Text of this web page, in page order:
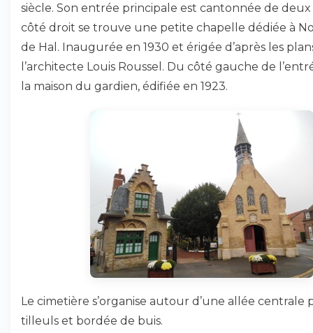
siècle. Son entrée principale est cantonnée de deux
côté droit se trouve une petite chapelle dédiée à
de Hal. Inaugurée en 1930 et érigée d’après les
l’architecte Louis Roussel. Du côté gauche de
la maison du gardien, édifiée en 1923.
Le cimetière s’organise autour d’une allée centrale
tilleuls et bordée de buis.